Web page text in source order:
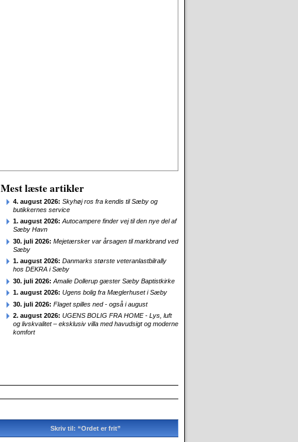
Mest læste artikler
4. august 2026: Skyhøj ros fra kendis til Sæby og
butikkernes service
1. august 2026: Autocampere finder vej til den nye del af
Sæby Havn
30. juli 2026: Mejetærsker var årsagen til markbrand ved
Sæby
1. august 2026: Danmarks største veteranlastbilrally
hos DEKRA i Sæby
30. juli 2026: Amalie Dollerup gæster Sæby Baptistkirke
1. august 2026: Ugens bolig fra Mæglerhuset i Sæby
30. juli 2026: Flaget spilles ned - også i august
2. august 2026: UGENS BOLIG FRA HOME - Lys, luft
og livskvalitet – eksklusiv villa med havudsigt og moderne
komfort
Skriv til: “Ordet er frit”